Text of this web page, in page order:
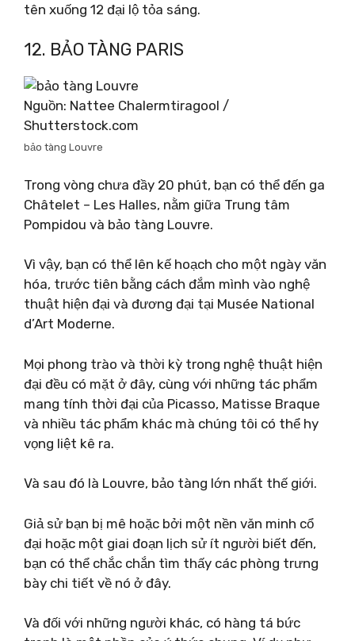
tên xuống 12 đại lộ tỏa sáng.
12. BẢO TÀNG PARIS
Nguồn: Nattee Chalermtiragool /
Shutterstock.com
bảo tàng Louvre
Trong vòng chưa đầy 20 phút, bạn có thể đến ga
Châtelet – Les Halles, nằm giữa Trung tâm
Pompidou và bảo tàng Louvre.
Vì vậy, bạn có thể lên kế hoạch cho một ngày văn
hóa, trước tiên bằng cách đắm mình vào nghệ
thuật hiện đại và đương đại tại Musée National
d’Art Moderne.
Mọi phong trào và thời kỳ trong nghệ thuật hiện
đại đều có mặt ở đây, cùng với những tác phẩm
mang tính thời đại của Picasso, Matisse Braque
và nhiều tác phẩm khác mà chúng tôi có thể hy
vọng liệt kê ra.
Và sau đó là Louvre, bảo tàng lớn nhất thế giới.
Giả sử bạn bị mê hoặc bởi một nền văn minh cổ
đại hoặc một giai đoạn lịch sử ít người biết đến,
bạn có thể chắc chắn tìm thấy các phòng trưng
bày chi tiết về nó ở đây.
Và đối với những người khác, có hàng tá bức